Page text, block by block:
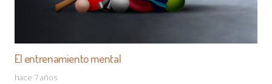
El entrenamiento mental
hace 7 años